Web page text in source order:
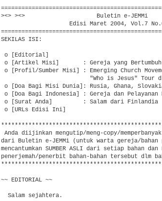
><> ><>                     Buletin e-JEMMi
Edisi Maret 2004, Vol.7
SEKILAS ISI:
o [Editorial]
o [Artikel Misi]       : Gereja yang Bertumbuh
o [Profil/Sumber Misi] : Emerging Church
"Who is Jesus" Tour
o [Doa Bagi Misi Dunia]: Rusia, Ghana,
o [Doa Bagi Indonesia] : Gereja dan Pelayanan
o [Surat Anda]         : Salam dari Finlandia
o [URLs Edisi Ini]
Anda diijinkan mengutip/meng-copy/
dari Buletin e-JEMMi (untuk warta gereja/bahan
mencantumkan SUMBER ASLI dari setiap bahan
penerjemah/penerbit bahan-bahan tersebut dlm
~~ EDITORIAL ~~
  Salam sejahtera.